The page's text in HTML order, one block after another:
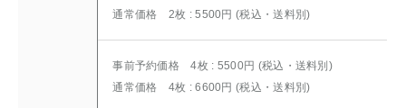
通常価格 2枚 : 5500円 (税込・送料別)
事前予約価格 4枚 : 5500円 (税込・送料別)
通常価格 4枚 : 6600円 (税込・送料別)